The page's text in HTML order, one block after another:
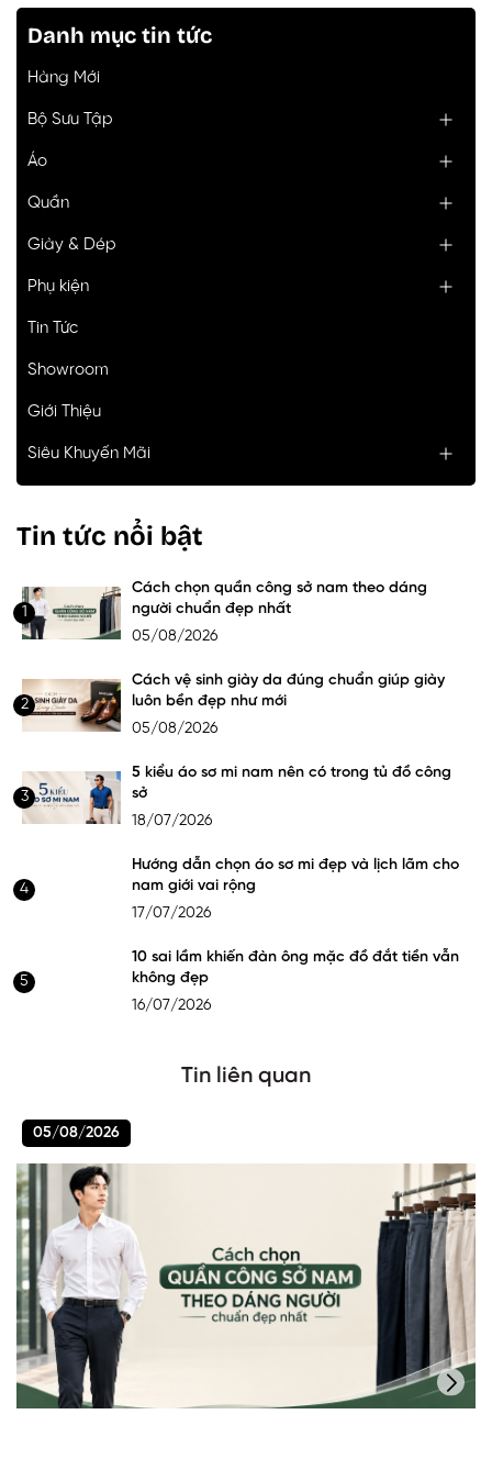
Danh mục tin tức
Hàng Mới
Bộ Sưu Tập
Áo
Quần
Giày & Dép
Phụ kiện
Tin Tức
Showroom
Giới Thiệu
Siêu Khuyến Mãi
Tin tức nổi bật
1
Cách chọn quần công sở nam theo dáng
người chuẩn đẹp nhất
05/08/2026
2
Cách vệ sinh giày da đúng chuẩn giúp giày
luôn bền đẹp như mới
05/08/2026
3
5 kiểu áo sơ mi nam nên có trong tủ đồ công
sở
18/07/2026
4
Hướng dẫn chọn áo sơ mi đẹp và lịch lãm cho
nam giới vai rộng
17/07/2026
5
10 sai lầm khiến đàn ông mặc đồ đắt tiền vẫn
không đẹp
16/07/2026
Tin liên quan
05/08/2026